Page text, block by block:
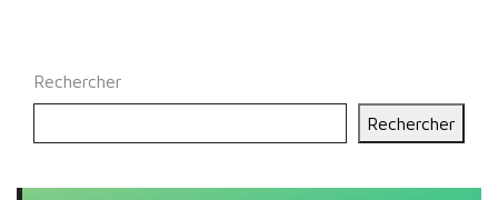
Rechercher
Rechercher